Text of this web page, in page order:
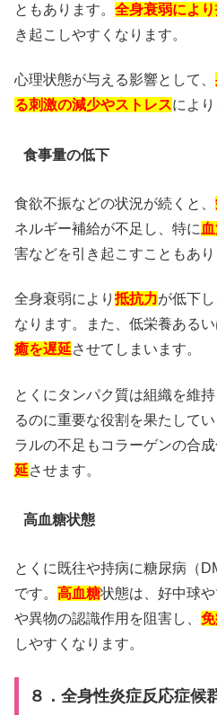
ともあります。 全身衰弱によ
き起こしやすくなります。
心理状態が与える影響として、
る刺激の減少やストレスによ
食事量の低下
食欲不振などの状況が続くと、
ネルギー補給が不足し、特に
害などを引き起こすこともあり
全身衰弱により 抵抗力が低下
なります。
また、低栄養ある
癒を遅延させてしまいます。
とくにタンパク質は組織を維
るのに重要な役割を果たしてい
ラルの不足もコラーゲンの合成
延させます。
高血糖状態
とくに既往や持病に糖尿病（
です。 高血糖状態は、好中球
や異物の認識作用を阻害し、
しやすくなります。
８．全身性炎症反応症候